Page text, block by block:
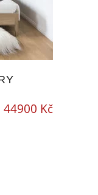
Original
price
was:
44900 KčCurrent
price
is: